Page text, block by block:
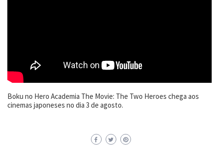
Boku no Hero Academia The Movie: The Two Heroes chega aos
cinemas japoneses no dia 3 de agosto.